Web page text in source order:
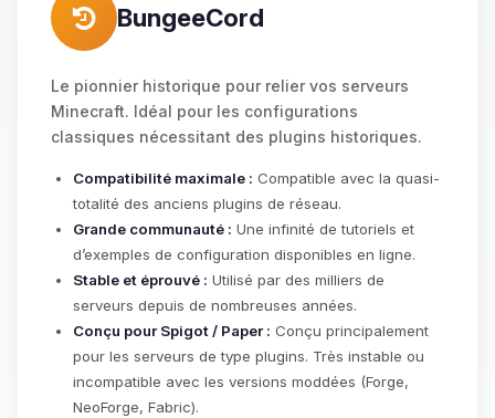
BungeeCord
Le pionnier historique pour relier vos serveurs
Minecraft. Idéal pour les configurations
classiques nécessitant des plugins historiques.
Compatibilité maximale : Compatible avec la quasi-
totalité des anciens plugins de réseau.
Grande communauté : Une infinité de tutoriels et
d’exemples de configuration disponibles en ligne.
Stable et éprouvé : Utilisé par des milliers de
serveurs depuis de nombreuses années.
Conçu pour Spigot / Paper : Conçu principalement
pour les serveurs de type plugins. Très instable ou
incompatible avec les versions moddées (Forge,
NeoForge, Fabric).